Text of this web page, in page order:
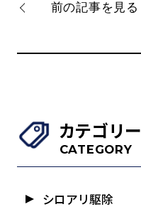
前の記事を見る
カテゴリー
CATEGORY
シロアリ駆除